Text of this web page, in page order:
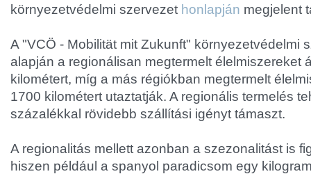
környezetvédelmi szervezet honlapján megjelent
A "VCÖ - Mobilität mit Zukunft" környezetvédelmi
alapján a regionálisan megtermelt élelmiszereket
kilométert, míg a más régiókban megtermelt
1700 kilométert utaztatják. A regionális termelés
százalékkal rövidebb szállítási igényt támaszt.
A regionalitás mellett azonban a szezonalitást is
hiszen például a spanyol paradicsom egy